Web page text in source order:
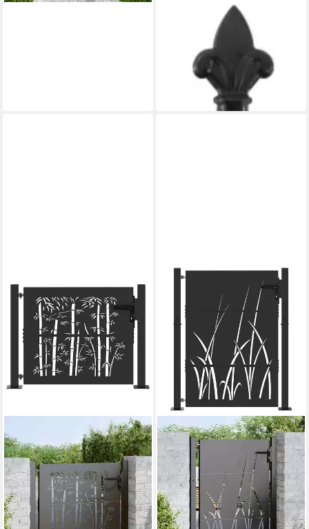
Gartentor Zauntor Woerden
Doppeltür mit Dornenaufsatz
299,5 x 199,5 cm
228,99 €
lieferbar - in 5-6 Werktagen bei dir